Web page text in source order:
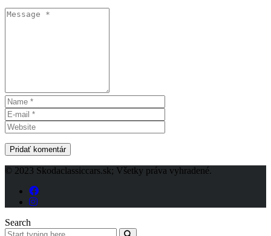
© 2023 Skodaclassiccars.sk; Všetky práva vyhradené.
Search